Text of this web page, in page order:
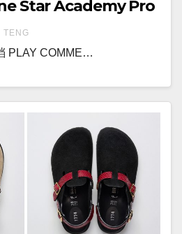
Star Academy Pro
TENG
PLAY COMME…